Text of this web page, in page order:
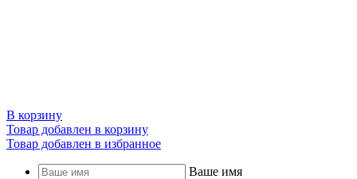
В корзину
Товар добавлен в корзину
Товар добавлен в избранное
Ваше имя